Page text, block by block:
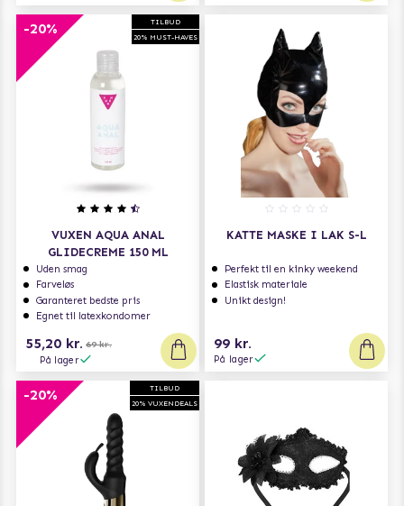
TILBUD
20% MUST-HAVES
-20%
VUXEN AQUA ANAL
GLIDECREME 150 ML
Uden smag
Farveløs
Garanteret bedste pris
Egnet til latexkondomer
55,20 kr. 69 kr.
På lager
KATTE MASKE I LAK S-L
Perfekt til en kinky weekend
Elastisk materiale
Unikt design!
99 kr.
På lager
TILBUD
20% VUXENDEALS
-20%